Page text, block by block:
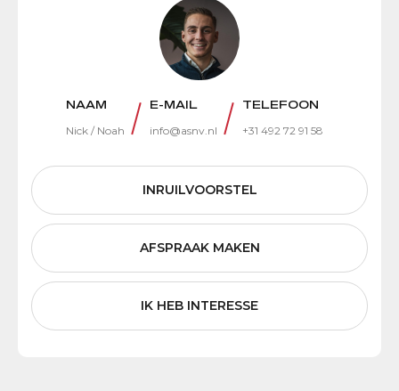
NAAM
Nick / Noah
E-MAIL
info@asnv.nl
TELEFOON
+31 492 72 91 58
INRUILVOORSTEL
AFSPRAAK MAKEN
IK HEB INTERESSE